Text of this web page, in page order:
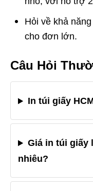
Hỏi về khả
cho đơn lớn.
Câu Hỏi
In túi giấy
Giá in túi giấy
nhiêu?